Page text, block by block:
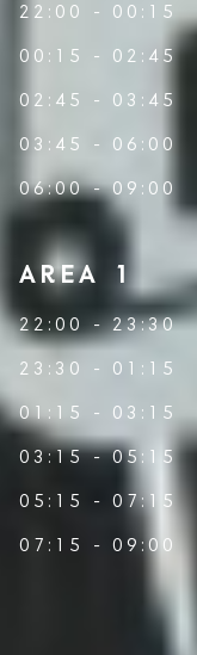
22:00 - 00:15
00:15 - 02:45
02:45 - 03:45
03:45 - 06:00
06:00 - 09:00
AREA 1
22:00 - 23:30
23:30 - 01:15
01:15 - 03:15
03:15 - 05:15
05:15 - 07:15
07:15 - 09:00